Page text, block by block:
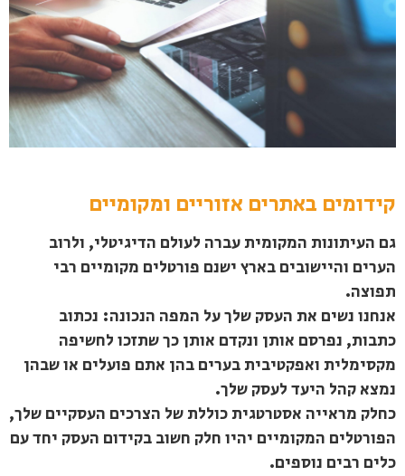
קידומים באתרים אזוריים ומקומיים
גם העיתונות המקומית עברה לעולם הדיגיטלי, ולרוב
הערים והיישובים בארץ ישנם פורטלים מקומיים רבי
תפוצה.
אנחנו נשים את העסק שלך על המפה הנכונה: נכתוב
כתבות, נפרסם אותן ונקדם אותן כך שתזכו לחשיפה
מקסימלית ואפקטיבית בערים בהן אתם פועלים או שבהן
נמצא קהל היעד לעסק שלך.
כחלק מראייה אסטרטגית כוללת של הצרכים העסקיים שלך,
הפורטלים המקומיים יהיו חלק חשוב בקידום העסק יחד עם
כלים רבים נוספים.